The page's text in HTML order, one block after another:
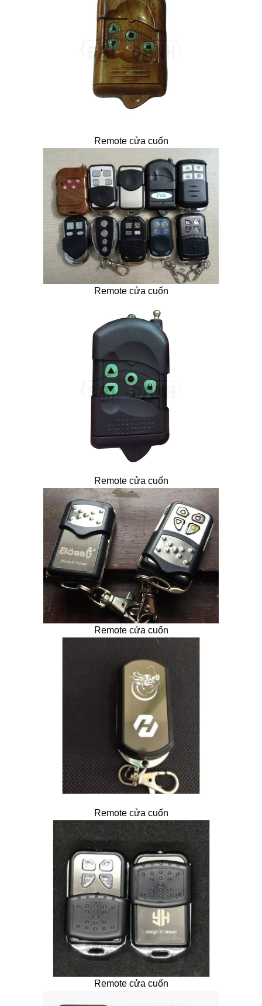
Remote cửa cuốn
Remote cửa cuốn
Remote cửa cuốn
Remote cửa cuốn
Remote cửa cuốn
Remote cửa cuốn